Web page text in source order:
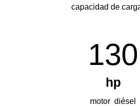
capacidad de
130
hp
motor diésel